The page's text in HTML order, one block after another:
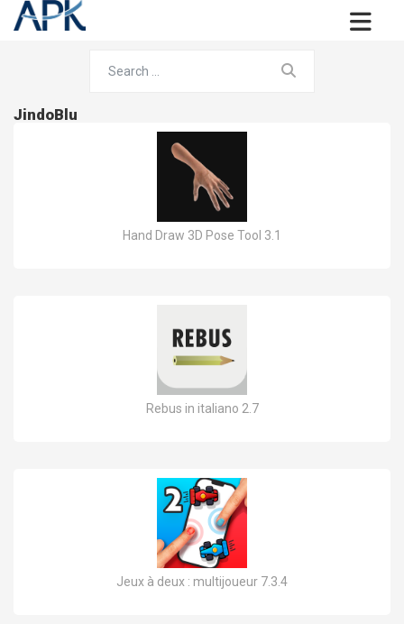
JindoBlu
Hand Draw 3D Pose Tool 3.1
Rebus in italiano 2.7
Jeux à deux : multijoueur 7.3.4